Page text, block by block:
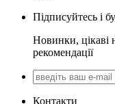
Підписуйтесь і
Новинки, цікаві
рекомендації
Контакти